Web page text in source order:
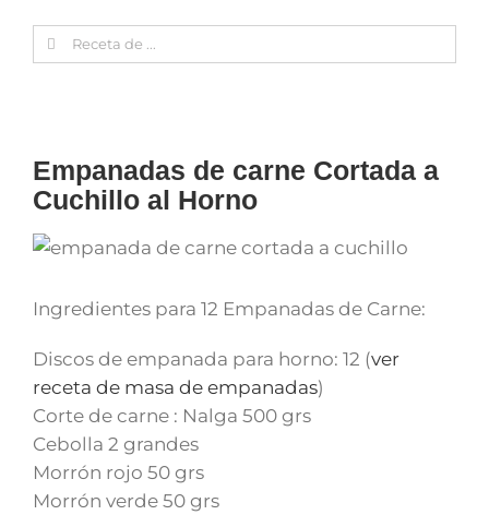
Search
for:
Empanadas de carne Cortada a
Cuchillo al Horno
Ingredientes para 12 Empanadas de Carne:
Discos de empanada para horno: 12 (ver
receta de masa de empanadas)
Corte de carne : Nalga 500 grs
Cebolla 2 grandes
Morrón rojo 50 grs
Morrón verde 50 grs